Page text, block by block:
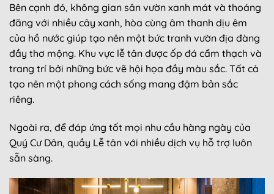
Bên cạnh đó, không gian sân vườn xanh mát và thoáng
đãng với nhiều cây xanh, hòa cùng âm thanh dịu êm
của hồ nước giúp tạo nên một bức tranh vườn địa đàng
đầy thơ mộng. Khu vực lễ tân được ốp đá cẩm thạch và
trang trí bởi những bức vẽ hội họa đầy màu sắc. Tất cả
tạo nên một phong cách sống mang đậm bản sắc
riêng.
Ngoài ra, để đáp ứng tốt mọi nhu cầu hàng ngày của
Quý Cư Dân, quầy Lễ tân với nhiều dịch vụ hỗ trợ luôn
sẵn sàng.